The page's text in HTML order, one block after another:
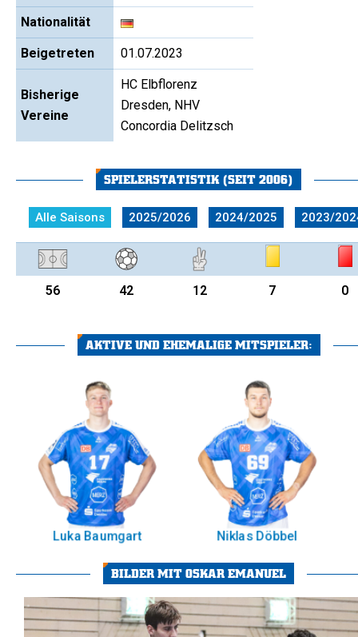
Nationalität
Beigetreten 01.07.2023
Bisherige
Vereine
HC Elbflorenz
Dresden, NHV
Concordia Delitzsch
SPIELERSTATISTIK (SEIT 2006)
Alle Saisons 2025/2026 2024/2025 2023/
56 42 12 7 0
AKTIVE UND EHEMALIGE MITSPIELER:
Luka Baumgart Niklas Döbbel
BILDER MIT OSKAR EMANUEL